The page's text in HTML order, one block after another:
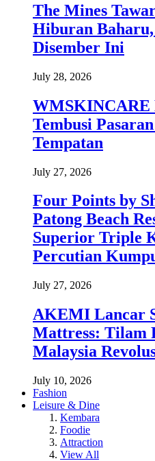
The Mines
Hiburan
Disember Ini
July 28, 2026
Tembusi
Tempatan
July 27, 2026
Four Points by
Patong Beach
Superior Triple
Percutian
July 27, 2026
AKEMI Lancar
Mattress: Tilam
Malaysia
July 10, 2026
Fashion
Leisure & Dine
Kembara
Foodie
Attraction
View All